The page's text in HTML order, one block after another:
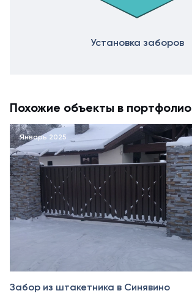
Установка заборов
Похожие объекты в портфолио
Январь 2025
Забор из штакетника в Синявино